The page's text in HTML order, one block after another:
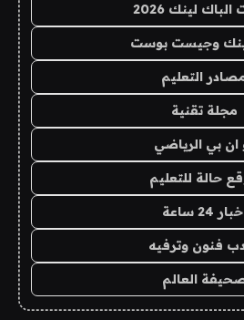
الباك لينك 2026
وجيست بوست
التعليم
مجلة تقنية
ان بي الرياضي
حالة للتعليم
24 ساعة
فنون وترفيه
العالم